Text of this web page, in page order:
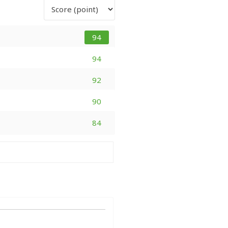
94
94
92
90
84